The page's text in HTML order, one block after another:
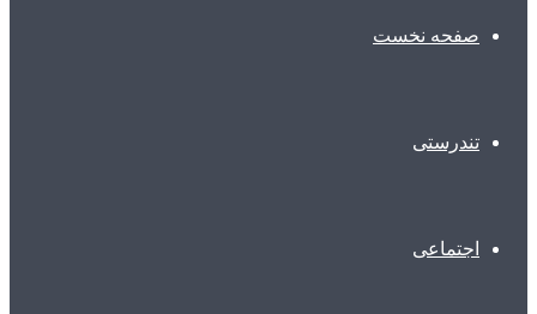
صفحه نخست
تندرستی
اجتماعی